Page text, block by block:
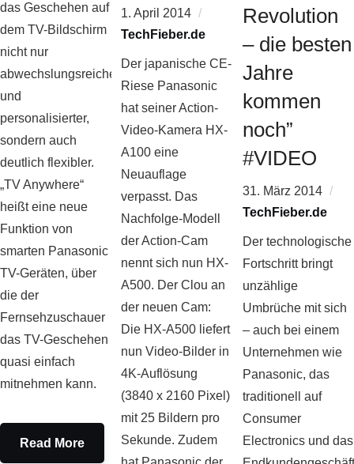
das Geschehen auf
dem TV-Bildschirm
nicht nur
abwechslungsreicher
und
personalisierter,
sondern auch
deutlich flexibler.
„TV Anywhere“
heißt eine neue
Funktion von
smarten Panasonic
TV-Geräten, über
die der
Fernsehzuschauer
das TV-Geschehen
quasi einfach
mitnehmen kann.
Read More
1. April 2014
TechFieber.de
Der japanische CE-
Riese Panasonic
hat seiner Action-
Video-Kamera HX-
A100 eine
Neuauflage
verpasst. Das
Nachfolge-Modell
der Action-Cam
nennt sich nun HX-
A500. Der Clou an
der neuen Cam:
Die HX-A500 liefert
nun Video-Bilder in
4K-Auflösung
(3840 x 2160 Pixel)
mit 25 Bildern pro
Sekunde. Zudem
Revolution
– die besten
Jahre
kommen
noch”
#VIDEO
31. März 2014
TechFieber.de
Der technologische
Fortschritt bringt
unzählige
Umbrüche mit sich
– auch bei einem
Unternehmen wie
Panasonic, das
traditionell auf
Consumer
Electronics und das